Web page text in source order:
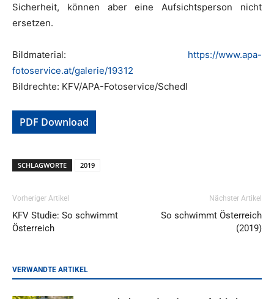
Sicherheit, können aber eine Aufsichtsperson nicht
ersetzen.
Bildmaterial: https://www.apa-
fotoservice.at/galerie/19312
Bildrechte: KFV/APA-Fotoservice/Schedl
PDF Download
SCHLAGWORTE 2019
Vorheriger Artikel
KFV Studie: So schwimmt
Österreich
Nächster Artikel
So schwimmt Österreich
(2019)
VERWANDTE ARTIKEL